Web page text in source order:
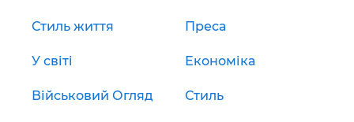
Стиль життя Преса
У світі Економіка
Військовий Огляд Стиль